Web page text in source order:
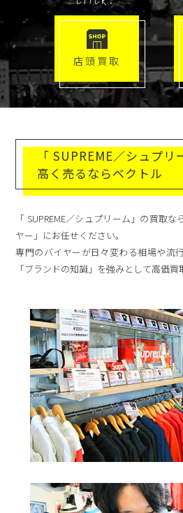
店頭買取
「 SUPREME／シュプリ
高く売るならベクトル
「 SUPREME／シュプリーム」の買取
ヤー」にお任せください。
専門のバイヤーが日々変わる相場や流
「ブランドの知識」を強みとして高価買